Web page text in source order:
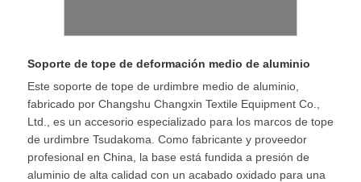
Soporte de tope de deformación medio de aluminio
Este soporte de tope de urdimbre medio de aluminio,
fabricado por Changshu Changxin Textile Equipment Co.,
Ltd., es un accesorio especializado para los marcos de tope
de urdimbre Tsudakoma. Como fabricante y proveedor
profesional en China, la base está fundida a presión de
aluminio de alta calidad con un acabado oxidado para una